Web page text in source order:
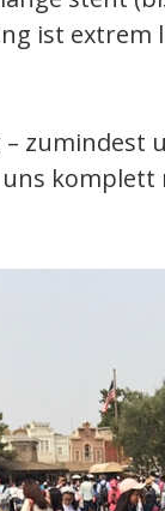
ist
zumindest